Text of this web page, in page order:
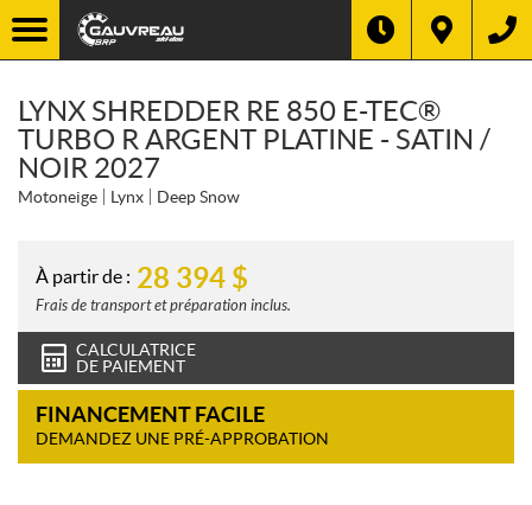
LYNX SHREDDER RE 850 E-TEC®
TURBO R ARGENT PLATINE - SATIN /
NOIR 2027
Motoneige Lynx Deep Snow
À partir de : 28 394 $
Frais de transport et préparation inclus.
CALCULATRICE
DE PAIEMENT
FINANCEMENT FACILE
DEMANDEZ UNE PRÉ-APPROBATION